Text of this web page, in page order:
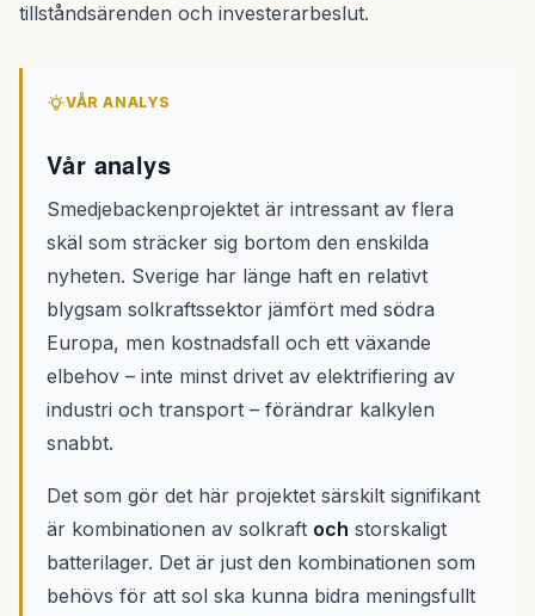
tillståndsärenden och investerarbeslut.
VÅR ANALYS
Vår analys
Smedjebackenprojektet är intressant av flera
skäl som sträcker sig bortom den enskilda
nyheten. Sverige har länge haft en relativt
blygsam solkraftssektor jämfört med södra
Europa, men kostnadsfall och ett växande
elbehov – inte minst drivet av elektrifiering av
industri och transport – förändrar kalkylen
snabbt.
Det som gör det här projektet särskilt signifikant
är kombinationen av solkraft och storskaligt
batterilager. Det är just den kombinationen som
behövs för att sol ska kunna bidra meningsfullt